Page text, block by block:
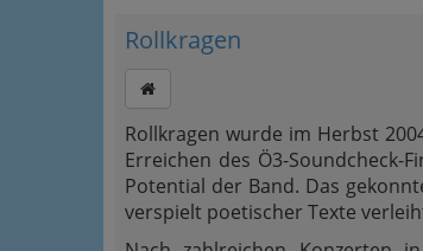
Rollkragen
Rollkragen wurde im Herbst
Erreichen des Ö3-Soundcheck-
Potential der Band. Das
verspielt poetischer Texte